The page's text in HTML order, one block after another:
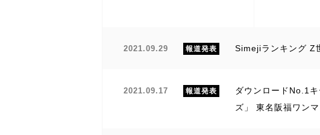
2021.09.29 報道発表 Simejiランキング Z
2021.09.17 報道発表
ダウンロードNo.1
ズ」 東名阪福ワン